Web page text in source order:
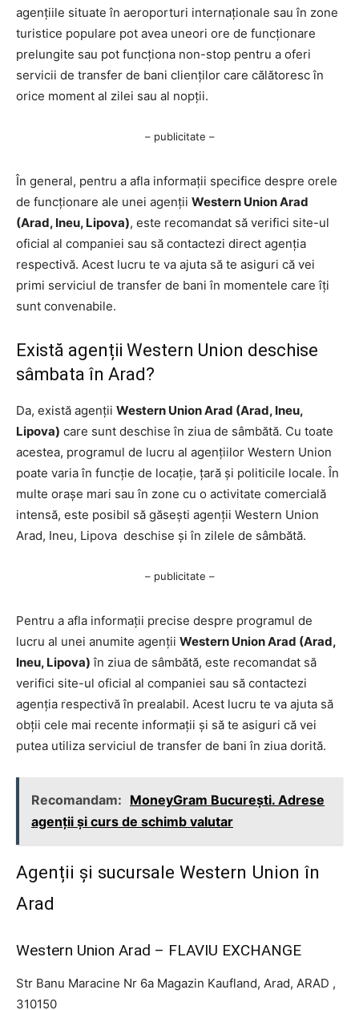
agențiile situate în aeroporturi internaționale sau în zone
turistice populare pot avea uneori ore de funcționare
prelungite sau pot funcționa non-stop pentru a oferi
servicii de transfer de bani clienților care călătoresc în
orice moment al zilei sau al nopții.
– publicitate –
În general, pentru a afla informații specifice despre orele
de funcționare ale unei agenții Western Union Arad
(Arad, Ineu, Lipova), este recomandat să verifici site-ul
oficial al companiei sau să contactezi direct agenția
respectivă. Acest lucru te va ajuta să te asiguri că vei
primi serviciul de transfer de bani în momentele care îți
sunt convenabile.
Există agenții Western Union deschise
sâmbata în Arad?
Da, există agenții Western Union Arad (Arad, Ineu,
Lipova) care sunt deschise în ziua de sâmbătă. Cu toate
acestea, programul de lucru al agențiilor Western Union
poate varia în funcție de locație, țară și politicile locale. În
multe orașe mari sau în zone cu o activitate comercială
intensă, este posibil să găsești agenții Western Union
Arad, Ineu, Lipova deschise și în zilele de sâmbătă.
– publicitate –
Pentru a afla informații precise despre programul de
lucru al unei anumite agenții Western Union Arad (Arad,
Ineu, Lipova) în ziua de sâmbătă, este recomandat să
verifici site-ul oficial al companiei sau să contactezi
agenția respectivă în prealabil. Acest lucru te va ajuta să
obții cele mai recente informații și să te asiguri că vei
putea utiliza serviciul de transfer de bani în ziua dorită.
Recomandam: MoneyGram București. Adrese
agenții și curs de schimb valutar
Agenții și sucursale Western Union în
Arad
Western Union Arad – FLAVIU EXCHANGE
Str Banu Maracine Nr 6a Magazin Kaufland, Arad, ARAD ,
310150